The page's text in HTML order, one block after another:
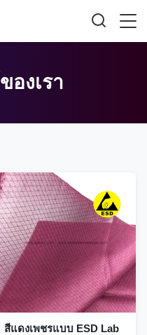
งเรา
สีแดงเพชรแบบ ESD Lab